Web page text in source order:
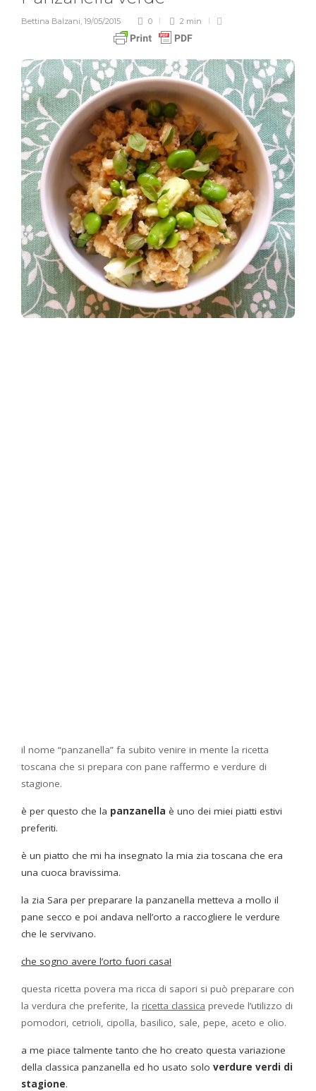
Bettina Balzani 19/05/2015 0 2 min
il nome “panzanella” fa subito venire in mente la ricetta
toscana che si prepara con pane raffermo e verdure di
stagione.
è per questo che la panzanella è uno dei miei piatti estivi
preferiti.
è un piatto che mi ha insegnato la mia zia toscana che era
una cuoca bravissima.
la zia Sara per preparare la panzanella metteva a mollo il
pane secco e poi andava nell’orto a raccogliere le verdure
che le servivano.
che sogno avere l’orto fuori casa!
questa ricetta povera ma ricca di sapori si può preparare con
la verdura che preferite, la ricetta classica prevede l’utilizzo di
pomodori, cetrioli, cipolla, basilico, sale, pepe, aceto e olio.
a me piace talmente tanto che ho creato questa variazione
della classica panzanella ed ho usato solo verdure verdi di
stagione.